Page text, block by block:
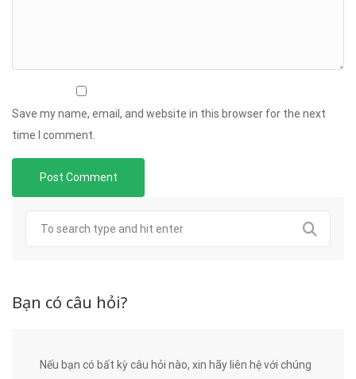
Save my name, email, and website in this browser for the next
time I comment.
Bạn có câu hỏi?
Nếu bạn có bất kỳ câu hỏi nào, xin hãy liên hệ với chúng